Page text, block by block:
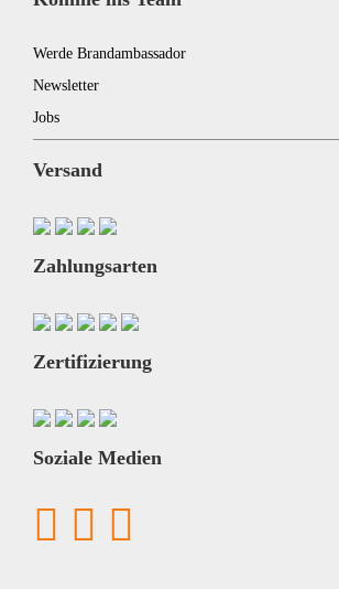
Werde Brandambassador
Newsletter
Jobs
Versand
Zahlungsarten
Zertifizierung
Soziale Medien